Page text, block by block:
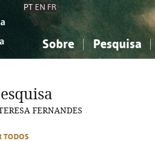
PT EN FR
Sobre Pesquisa
Ciências sociais...
Ciências sociais...
FERNANDES
TODOS